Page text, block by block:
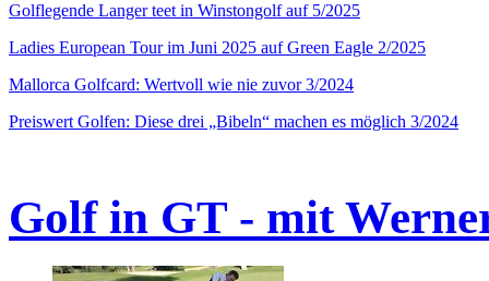
Golflegende Langer teet in Winstongolf auf 5/2025
Ladies European Tour im Juni 2025 auf Green Eagle 2/2025
Mallorca Golfcard: Wertvoll wie nie zuvor 3/2024
Preiswert Golfen: Diese drei „Bibeln“ machen es möglich 3/2024
Golf in GT - mit